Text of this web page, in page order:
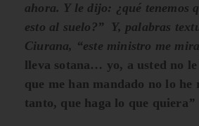
ahora. Y le dijo: ¿qué tenemos
esto al suelo?” Y, palabras
Ciurana, “este ministro me
lleva sotana… yo, a usted no
que me han mandado no lo
tanto, que haga lo que quiera”